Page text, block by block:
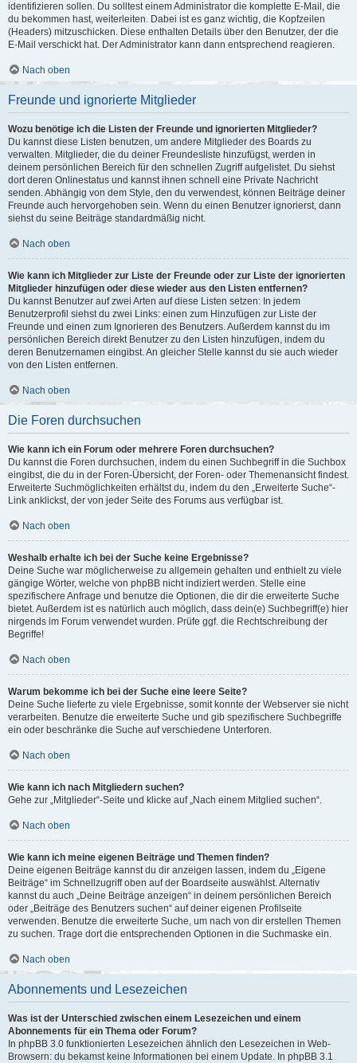
identifizieren sollen. Du solltest einem Administrator die komplette E-Mail, die
du bekommen hast, weiterleiten. Dabei ist es ganz wichtig, die Kopfzeilen
(Headers) mitzuschicken. Diese enthalten Details über den Benutzer, der die
E-Mail verschickt hat. Der Administrator kann dann entsprechend reagieren.
Nach oben
Freunde und ignorierte Mitglieder
Wozu benötige ich die Listen der Freunde und ignorierten Mitglieder?
Du kannst diese Listen benutzen, um andere Mitglieder des Boards zu
verwalten. Mitglieder, die du deiner Freundesliste hinzufügst, werden in
deinem persönlichen Bereich für den schnellen Zugriff aufgelistet. Du siehst
dort deren Onlinestatus und kannst ihnen schnell eine Private Nachricht
senden. Abhängig von dem Style, den du verwendest, können Beiträge deiner
Freunde auch hervorgehoben sein. Wenn du einen Benutzer ignorierst, dann
siehst du seine Beiträge standardmäßig nicht.
Nach oben
Wie kann ich Mitglieder zur Liste der Freunde oder zur Liste der ignorierten
Mitglieder hinzufügen oder diese wieder aus den Listen entfernen?
Du kannst Benutzer auf zwei Arten auf diese Listen setzen: In jedem
Benutzerprofil siehst du zwei Links: einen zum Hinzufügen zur Liste der
Freunde und einen zum Ignorieren des Benutzers. Außerdem kannst du im
persönlichen Bereich direkt Benutzer zu den Listen hinzufügen, indem du
deren Benutzernamen eingibst. An gleicher Stelle kannst du sie auch wieder
von den Listen entfernen.
Nach oben
Die Foren durchsuchen
Wie kann ich ein Forum oder mehrere Foren durchsuchen?
Du kannst die Foren durchsuchen, indem du einen Suchbegriff in die Suchbox
eingibst, die du in der Foren-Übersicht, der Foren- oder Themenansicht findest.
Erweiterte Suchmöglichkeiten erhältst du, indem du den „Erweiterte Suche“-
Link anklickst, der von jeder Seite des Forums aus verfügbar ist.
Nach oben
Weshalb erhalte ich bei der Suche keine Ergebnisse?
Deine Suche war möglicherweise zu allgemein gehalten und enthielt zu viele
gängige Wörter, welche von phpBB nicht indiziert werden. Stelle eine
spezifischere Anfrage und benutze die Optionen, die dir die erweiterte Suche
bietet. Außerdem ist es natürlich auch möglich, dass dein(e) Suchbegriff(e) hier
nirgends im Forum verwendet wurden. Prüfe ggf. die Rechtschreibung der
Begriffe!
Nach oben
Warum bekomme ich bei der Suche eine leere Seite?
Deine Suche lieferte zu viele Ergebnisse, somit konnte der Webserver sie nicht
verarbeiten. Benutze die erweiterte Suche und gib spezifischere Suchbegriffe
ein oder beschränke die Suche auf verschiedene Unterforen.
Nach oben
Wie kann ich nach Mitgliedern suchen?
Gehe zur „Mitglieder“-Seite und klicke auf „Nach einem Mitglied suchen“.
Nach oben
Wie kann ich meine eigenen Beiträge und Themen finden?
Deine eigenen Beiträge kannst du dir anzeigen lassen, indem du „Eigene
Beiträge“ im Schnellzugriff oben auf der Boardseite auswählst. Alternativ
kannst du auch „Deine Beiträge anzeigen“ in deinem persönlichen Bereich
oder „Beiträge des Benutzers suchen“ auf deiner eigenen Profilseite
verwenden. Benutze die erweiterte Suche, um nach von dir erstellen Themen
zu suchen. Trage dort die entsprechenden Optionen in die Suchmaske ein.
Nach oben
Abonnements und Lesezeichen
Was ist der Unterschied zwischen einem Lesezeichen und einem
Abonnements für ein Thema oder Forum?
In phpBB 3.0 funktionierten Lesezeichen ähnlich den Lesezeichen in Web-
Browsern: du bekamst keine Informationen bei einem Update. In phpBB 3.1